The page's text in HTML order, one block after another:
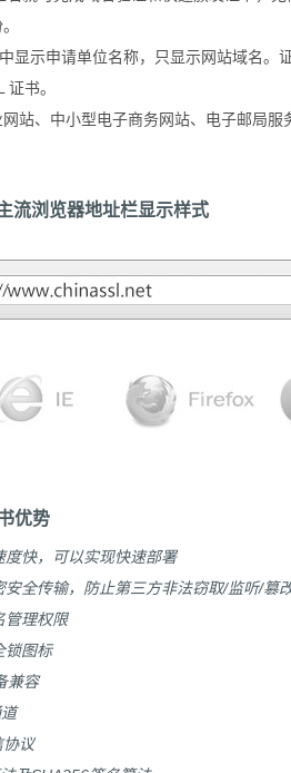
显示申请单位名称，只显示网站域名。
书。
站、中小型电子商务网站、电子邮局服
流浏览器地址栏显示样式
优势
度快，可以实现快速部署
安全传输，防止第三方非法窃取/监听/篡
管理权限
锁图标
兼容
协议